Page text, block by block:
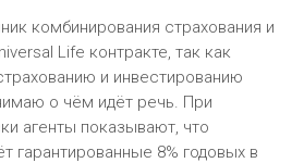
комбинирования страхования и
Life контракте, так как
и инвестированию
о чём идёт речь. При
агенты показывают, что
гарантированные 8% годовых в